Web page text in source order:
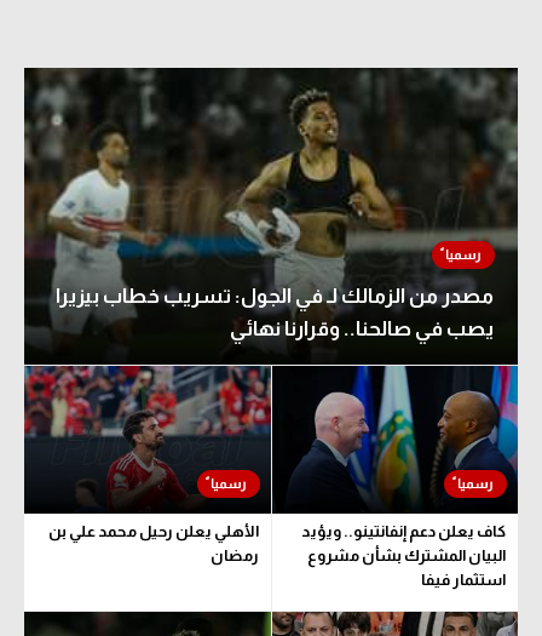
مصدر من الزمالك لـ في الجول: تسريب خطاب بيزيرا
يصب في صالحنا.. وقرارنا نهائي
كاف يعلن دعم إنفانتينو.. ويؤيد
البيان المشترك بشأن مشروع
استثمار فيفا
الأهلي يعلن رحيل محمد علي بن
رمضان